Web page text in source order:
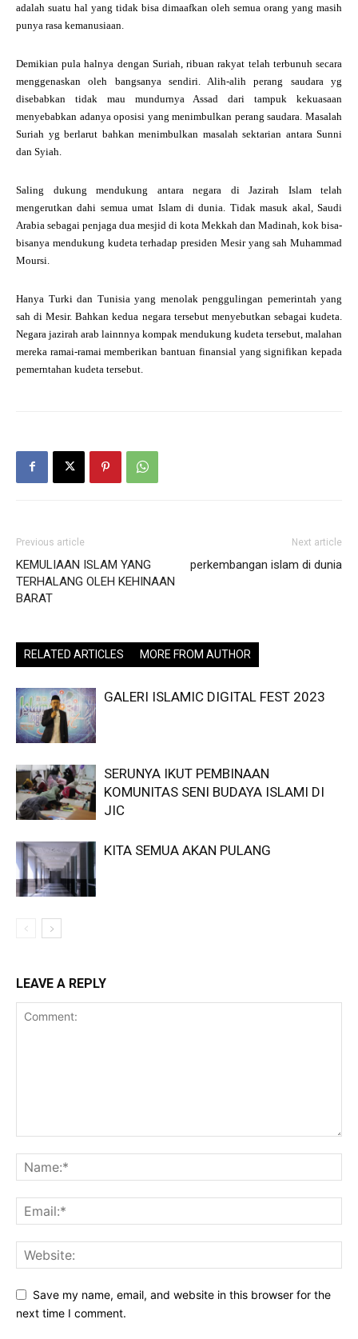
adalah suatu hal yang tidak bisa dimaafkan oleh semua orang yang masih
punya rasa kemanusiaan.
Demikian pula halnya dengan Suriah, ribuan rakyat telah terbunuh secara
menggenaskan oleh bangsanya sendiri. Alih-alih perang saudara yg
disebabkan tidak mau mundurnya Assad dari tampuk kekuasaan
menyebabkan adanya oposisi yang menimbulkan perang saudara. Masalah
Suriah yg berlarut bahkan menimbulkan masalah sektarian antara Sunni
dan Syiah.
Saling dukung mendukung antara negara di Jazirah Islam telah
mengerutkan dahi semua umat Islam di dunia. Tidak masuk akal, Saudi
Arabia sebagai penjaga dua mesjid di kota Mekkah dan Madinah, kok bisa-
bisanya mendukung kudeta terhadap presiden Mesir yang sah Muhammad
Moursi.
Hanya Turki dan Tunisia yang menolak penggulingan pemerintah yang
sah di Mesir. Bahkan kedua negara tersebut menyebutkan sebagai kudeta.
Negara jazirah arab lainnnya kompak mendukung kudeta tersebut, malahan
mereka ramai-ramai memberikan bantuan finansial yang signifikan kepada
pemerntahan kudeta tersebut.
Previous article
KEMULIAAN ISLAM YANG
TERHALANG OLEH KEHINAAN
BARAT
Next article
perkembangan islam di dunia
RELATED ARTICLES MORE FROM AUTHOR
GALERI ISLAMIC DIGITAL FEST 2023
SERUNYA IKUT PEMBINAAN
KOMUNITAS SENI BUDAYA ISLAMI DI
JIC
KITA SEMUA AKAN PULANG
LEAVE A REPLY
Save my name, email, and website in this browser for the
next time I comment.